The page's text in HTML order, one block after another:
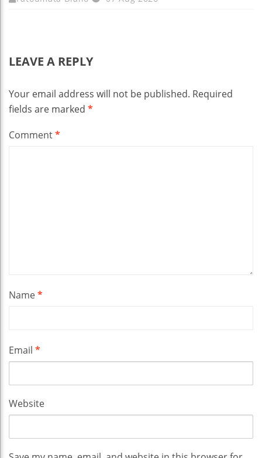
LEAVE A REPLY
Your email address will not be published. Required
fields are marked *
Comment*
Name*
Email *
Website